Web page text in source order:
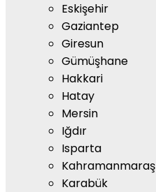
Eskişehir
Gaziantep
Giresun
Gümüşhane
Hakkari
Hatay
Mersin
Iğdır
Isparta
Kahramanmaraş
Karabük